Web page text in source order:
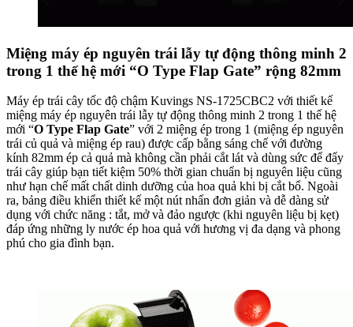
Thiết kế thanh lịch, gọn nhẹ, nhiều màu sắc và đa
Máy ép trái cây tốc độ chậm Kuvings NS-1725CBC2 dung tích
đại và an toàn luôn luôn có mặt trong mọi không gian nhà bếp. Bên
cạnh đó, với cấu tạo từ linh kiện cao cấp và nhựa thân thiện môi
trường, cứng cáp, bền bỉ và chịu nhiệt tốt giữ máy ép trái cây tốc độ
chậm lâu phai màu, không mau dơ với độ bền cao theo thời gian sử
dụng. Ngoài ra, máy ép trái cây tốc độ chậm Kuvings có dụng cụ vệ
sinh (chổi xoay và bàn chải), ca đựng nước ép và ca đựng bã ép
kèm theo sản phẩm giúp bạn vệ sinh nhanh chóng và dễ dàng sau
mỗi lần sử dụng máy ép.